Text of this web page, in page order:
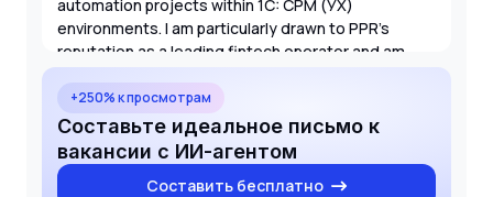
automation projects within 1C: CPM (УХ)
environments. I am particularly drawn to PPR's
reputation as a leading fintech operator and am
eager to apply my methodological expertise to
support your group's growth and reporting
accuracy. I look forward to the possibility of
discussing how my technical skills and analytical
mindset align with your team's objectives.
+250% к просмотрам
Составьте идеальное письмо к
вакансии с ИИ-агентом
Составить бесплатно